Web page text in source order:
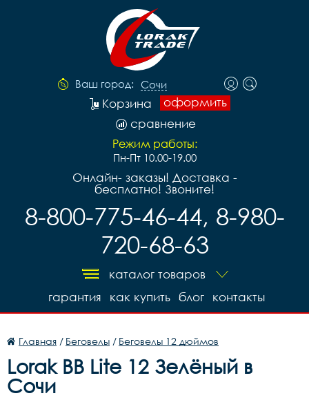
Ваш город: Сочи
оформить
Корзина
сравнение
Режим работы:
Пн-Пт 10.00-19.00
Онлайн- заказы! Доставка -
бесплатно! Звоните!
8-800-775-46-44, 8-980-
720-68-63
каталог товаров
контакты
блог
как купить
гарантия
Главная / Беговелы / Беговелы 12 дюймов
Lorak BB Lite 12 Зелёный в
Сочи